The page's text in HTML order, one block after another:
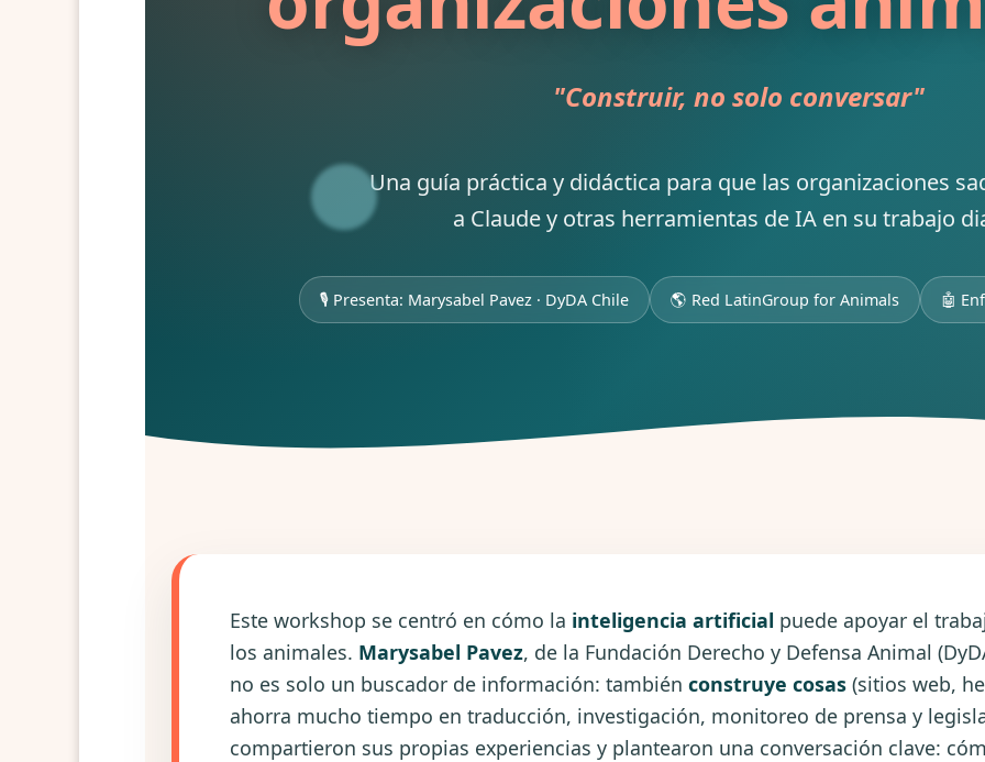
"Construir, no solo conversar"
Una guía práctica y didáctica para que las organizaciones
a Claude y otras herramientas de IA en su trabajo
🎙️ Presenta: Marysabel Pavez · DyDA Chile 🌎 Red LatinGroup for Animals 🤖
Este workshop se centró en cómo la inteligencia artificial puede apoyar el
los animales. Marysabel Pavez, de la Fundación Derecho y Defensa Animal
no es solo un buscador de información: también construye cosas (sitios web,
ahorra mucho tiempo en traducción, investigación, monitoreo de prensa y
compartieron sus propias experiencias y plantearon una conversación clave: